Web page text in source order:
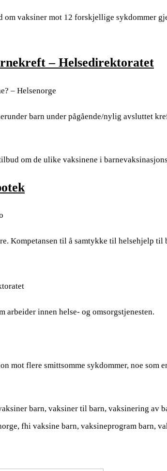
vaksiner mot 12 forskjellige sykdommer
– Helsedirektoratet
– Helsenorge
barn under pågående/nylig avsluttet
om de ulike vaksinene i
Kompetansen til å samtykke til helsehjelp
arbeider innen helse- og omsorgstjenesten.
mot flere smittsomme sykdommer, noe
barn, vaksiner til barn, vaksinering av
fhi vaksine barn, vaksineprogram barn,